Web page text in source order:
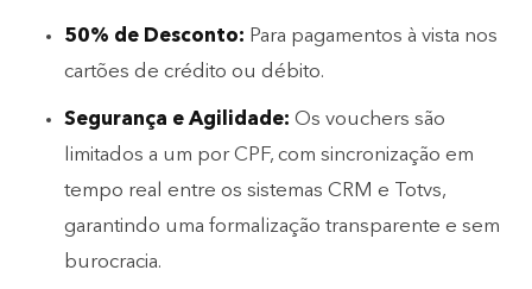
50% de Desconto: Para pagamentos à vista nos
cartões de crédito ou débito.
Segurança e Agilidade: Os vouchers são
limitados a um por CPF, com sincronização em
tempo real entre os sistemas CRM e Totvs,
garantindo uma formalização transparente e sem
burocracia.